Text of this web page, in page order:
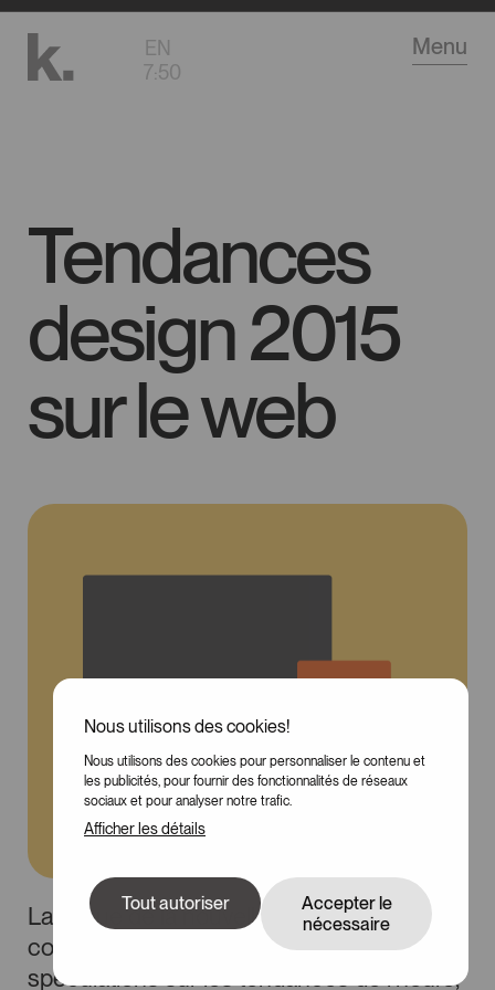
Nous utilisons des cookies!
Nous utilisons des cookies pour personnaliser le contenu et
les publicités, pour fournir des fonctionnalités de réseaux
sociaux et pour analyser notre trafic.
Afficher les détails
Tout autoriser
Accepter le
nécessaire
100
contenu
EN
7:50
Menu
Tendances
design 2015
sur le web
La venue de la nouvelle année amène,
comme à l'habitude, son lot de
spéculations sur les tendances de l'heure,